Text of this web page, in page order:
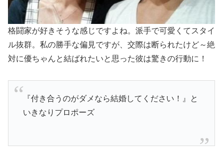
格闘家が好きそうな感じですよね。派手で可愛くてスタイ
ル抜群。私の勝手な偏見ですが、交際は断られたけど～絶
対に優ちゃんと結ばれたいと思った彼は驚きの行動に！
『付き合うのがダメなら結婚してください！』と
いきなりプロポーズ